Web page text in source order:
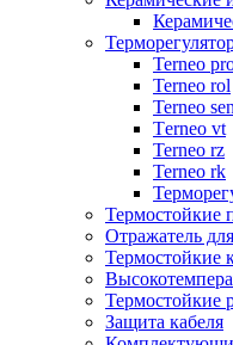
Terneo
Terneo rol
Terneo sen
Тerneo vt
Terneo rz
Terneo rk
Термостойкие
Отражатель
Термостойкие
Термостойкие
Защита кабеля